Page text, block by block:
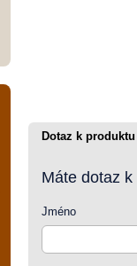
Dotaz k produktu
Máte dotaz
Jméno